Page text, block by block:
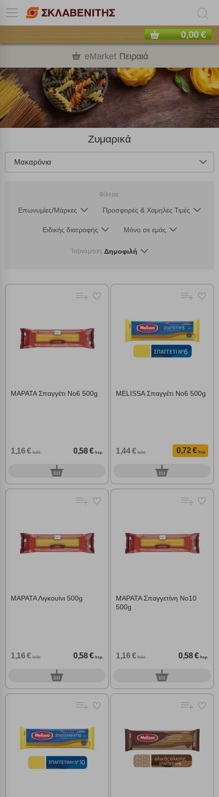
0,00 €
eMarket Πειραιά
Ζυμαρικά
Μακαρόνια
Φίλτρα:
Επωνυμίες/Μάρκες Προσφορές & Χαμηλές Τιμές
Ειδικής διατροφής Μόνο σε εμάς
Ταξινόμηση: Δημοφιλή
ΜΑΡΑΤΑ Σπαγγέτι Νο6 500g
1,16 € /κιλό 0,58 € /τεμ.
0τεμ.
MELISSA Σπαγγέτι Νο6 500g
1,44 € /κιλό 0,72 € /τεμ.
0τεμ.
ΜΑΡΑΤΑ Λιγκουίνι 500g
1,16 € /κιλό 0,58 € /τεμ.
0τεμ.
ΜΑΡΑΤΑ Σπαγγετίνη Νο10
500g
1,16 € /κιλό 0,58 € /τεμ.
0τεμ.